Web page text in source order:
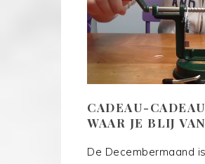
CADEAU-
WAAR JE BLIJ
De Decembermaand